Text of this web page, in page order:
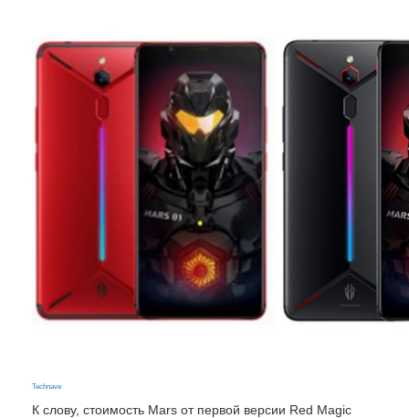
Technave
К слову, стоимость Mars от первой версии Red Magic